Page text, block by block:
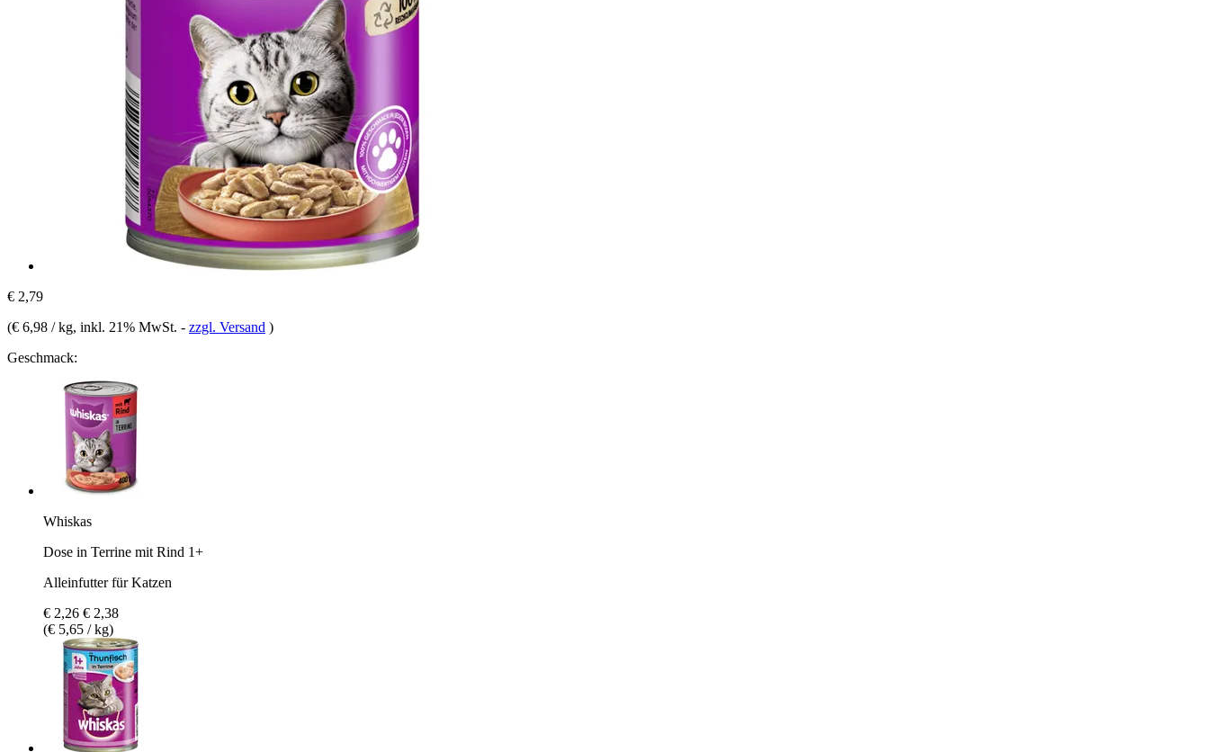
€ 2,79
(€ 6,98 / kg, inkl. 21% MwSt. - zzgl. Versand )
Geschmack:
Whiskas
Dose in Terrine mit Rind 1+
Alleinfutter für Katzen
€ 2,26 € 2,38
(€ 5,65 / kg)